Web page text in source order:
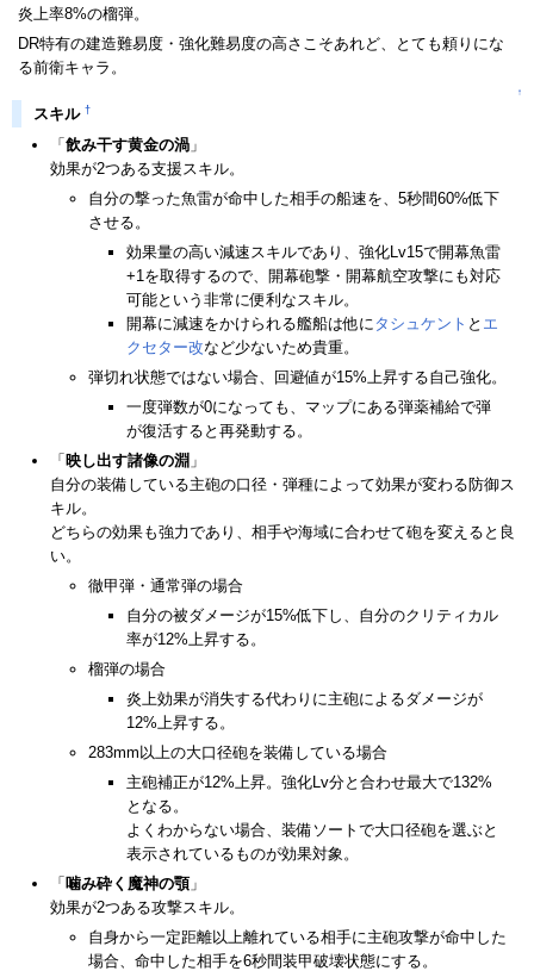
炎上率8%の榴弾。
DR特有の建造難易度・強化難易度の高さこそあれど、とても頼りにな
る前衛キャラ。
↑
スキル †
「 飲み干す黄金の渦 」
効果が2つある支援スキル。
自分の撃った魚雷が命中した相手の船速を、5秒間60%低下
させる。
効果量の高い減速スキルであり、強化Lv15で開幕魚雷
+1を取得するので、開幕砲撃・開幕航空攻撃にも対応
可能という非常に便利なスキル。
開幕に減速をかけられる艦船は他にタシュケント と エ
クセター改など少ないため貴重。
弾切れ状態ではない場合、回避値が15%上昇する自己強化。
一度弾数が0になっても、マップにある弾薬補給で弾
が復活すると再発動する。
「 映し出す諸像の淵 」
自分の装備している主砲の口径・弾種によって効果が変わる防御ス
キル。
どちらの効果も強力であり、相手や海域に合わせて砲を変えると良
い。
徹甲弾・通常弾の場合
自分の被ダメージが15%低下し、自分のクリティカル
率が12%上昇する。
榴弾の場合
炎上効果が消失する代わりに主砲によるダメージが
12%上昇する。
283mm以上の大口径砲を装備している場合
主砲補正が12%上昇。強化Lv分と合わせ最大で132%
となる。
よくわからない場合、装備ソートで大口径砲を選ぶと
表示されているものが効果対象。
「 噛み砕く魔神の顎」
効果が2つある攻撃スキル。
自身から一定距離以上離れている相手に主砲攻撃が命中した
場合、命中した相手を6秒間装甲破壊状態にする。